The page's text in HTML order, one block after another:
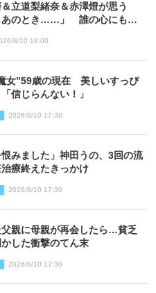
立道梨緒奈＆赤澤燈が思う
あのとき……」 誰の心にもあ
8/10 18:00
女”59歳の現在 美しいすっぴ
信じらんない！」
2026/8/10 17:30
恨みました」神田うの、3回の流
療終えたきっかけ
2026/8/10 17:30
親に母親が再会したら…貧乏
した衝撃のてん末
2026/8/10 17:30